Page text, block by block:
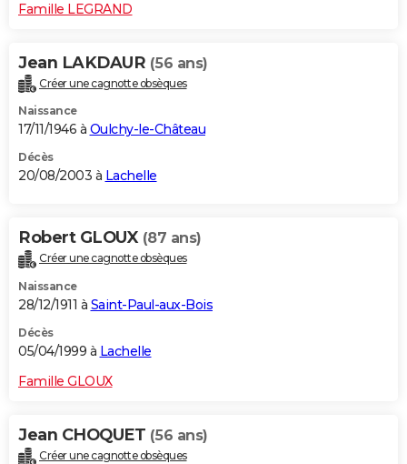
Famille LEGRAND
Jean LAKDAUR (56 ans)
Créer une cagnotte obsèques
Naissance
17/11/1946 à Oulchy-le-Château
Décès
20/08/2003 à Lachelle
Robert GLOUX (87 ans)
Créer une cagnotte obsèques
Naissance
28/12/1911 à Saint-Paul-aux-Bois
Décès
05/04/1999 à Lachelle
Famille GLOUX
Jean CHOQUET (56 ans)
Créer une cagnotte obsèques